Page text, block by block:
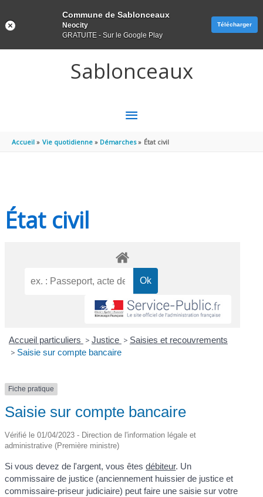
Sablonceaux
MENU
PRINCIPAL
Accueil Vie quotidienne Démarches État civil
État civil
Accueil particuliers > Justice > Saisies et recouvrements
> Saisie sur compte bancaire
Fiche pratique
Saisie sur compte bancaire
Vérifié le 01/04/2023 - Direction de l'information légale et
administrative (Première ministre)
Si vous devez de l'argent, vous êtesdébiteur. Un
commissaire de justice (anciennement huissier de justice et
commissaire-priseur judiciaire) peut faire une saisie sur votre
Commune de Sablonceaux
Neocity
GRATUITE - Sur le Google Play
Télécharger